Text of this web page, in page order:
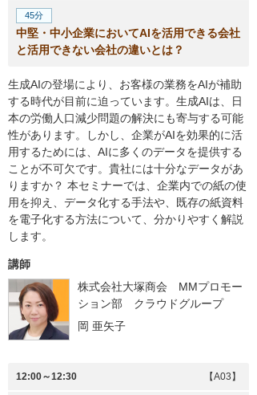
45分
中堅・中小企業においてAIを活用できる会社
と活用できない会社の違いとは？
生成AIの登場により、お客様の業務をAIが補助
する時代が目前に迫っています。生成AIは、日
本の労働人口減少問題の解決にも寄与する可能
性があります。しかし、企業がAIを効果的に活
用するためには、AIに多くのデータを提供する
ことが不可欠です。貴社には十分なデータがあ
りますか？ 本セミナーでは、企業内での紙の使
用を抑え、データ化する手法や、既存の紙資料
を電子化する方法について、分かりやすく解説
します。
講師
株式会社大塚商会 MMプロモー
ション部 クラウドグループ
岡 亜矢子
12:00～12:30 【A03】